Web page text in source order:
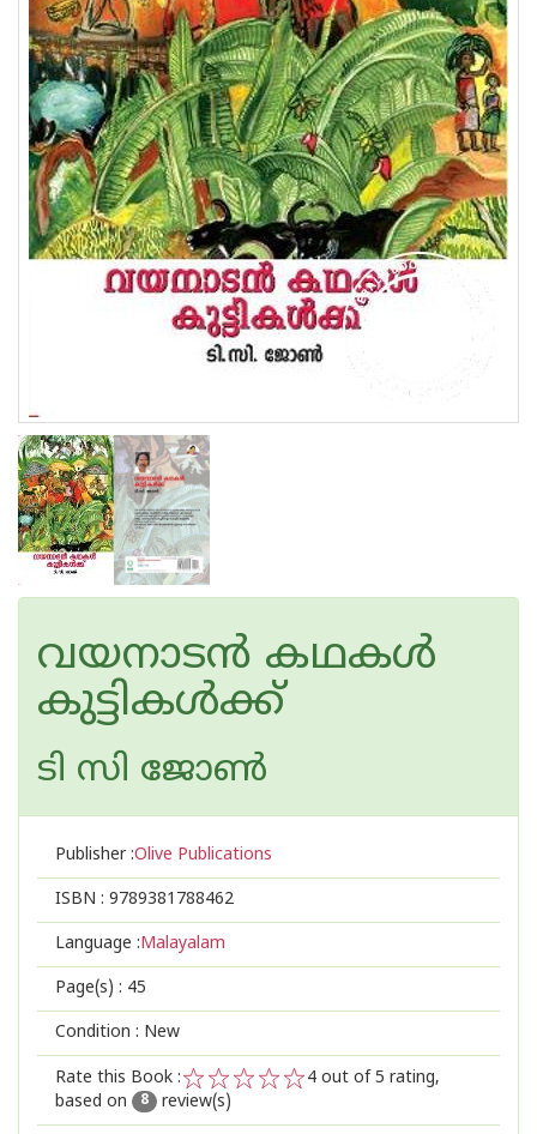
വയനാടന്‍ കഥകള്‍
കുട്ടികള്‍ക്ക്
ടി സി ജോണ്‍
Publisher :Olive Publications
ISBN : 9789381788462
Language :Malayalam
Page(s) : 45
Condition : New
Rate this Book :
2
1
4 out of 5 rating,
based on
8 review(s)